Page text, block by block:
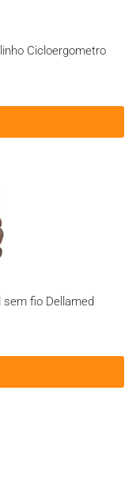
Cicloergometro
sem fio Dellamed